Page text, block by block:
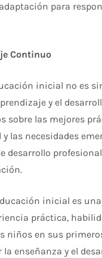
para
Continuo
inicial no es
y el
sobre las mejores
las necesidades
desarrollo
inicial es
práctica,
niños en sus
enseñanza y el